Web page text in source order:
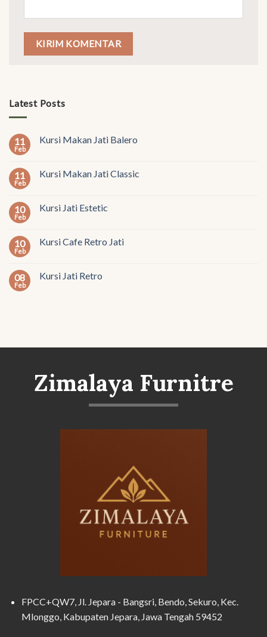
Latest Posts
11
Feb
Kursi Makan Jati Balero
11
Feb
Kursi Makan Jati Classic
10
Feb
Kursi Jati Estetic
10
Feb
Kursi Cafe Retro Jati
08
Feb
Kursi Jati Retro
Zimalaya Furnitre
FPCC+QW7, Jl. Jepara - Bangsri, Bendo, Sekuro, Kec.
Mlonggo, Kabupaten Jepara, Jawa Tengah 59452